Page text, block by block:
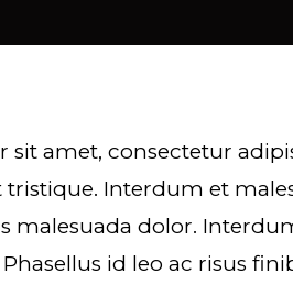
sit amet, consectetur
Interdum et
malesuada dolor.
id leo ac risus